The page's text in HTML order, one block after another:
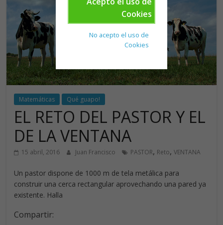
Cookies
No acepto el uso de
Cookies
Matemáticas Qué guapo!
EL RETO DEL PASTOR Y EL
DE LA VENTANA
15 abril, 2016 Juan Francisco PASTOR, Reto,VENTANA
Un pastor dispone de 1000 m de tela metálica para
construir una cerca rectangular aprovechando una pared ya
existente. Halla
Compartir: